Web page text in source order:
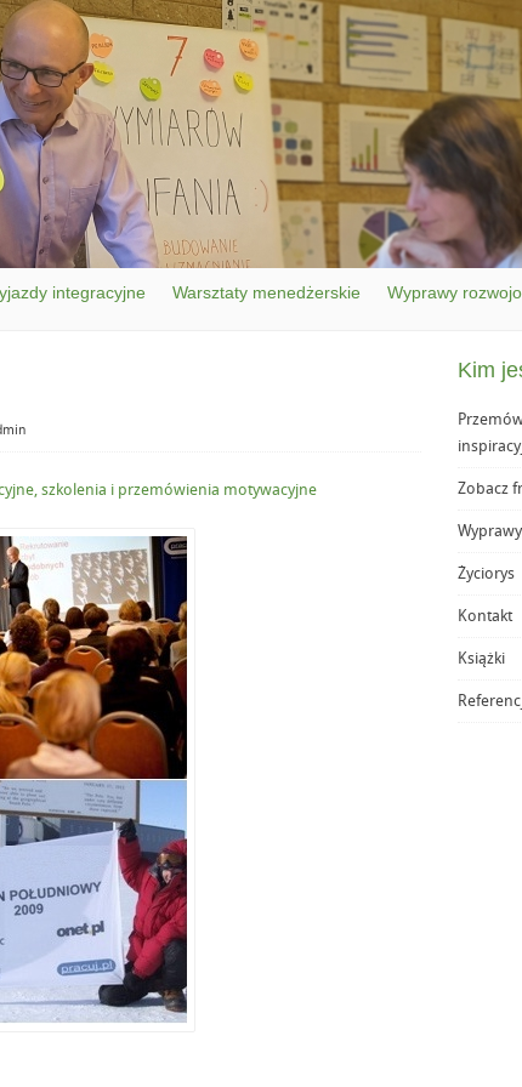
integracyjne Warsztaty menedżerskie Wyprawy
szkolenia i przemówienia motywacyjne
Kim
Zobacz
Życiorys
Kontakt
Książki